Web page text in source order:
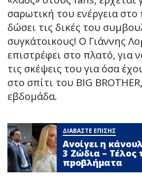
σαρωτική του ενέργεια στο
δώσει τις δικές του
συγκάτοικους! Ο Γιάννης
επιστρέφει στο πλατό, για
τις σκέψεις του για όσα
στο σπίτι του BIG
εβδομάδα.
ΔΙΑΒΑΣΤΕ ΕΠΙΣΗΣ
Ανοίγει η
3 Zώδια – Τέλος
πpοβλήματα